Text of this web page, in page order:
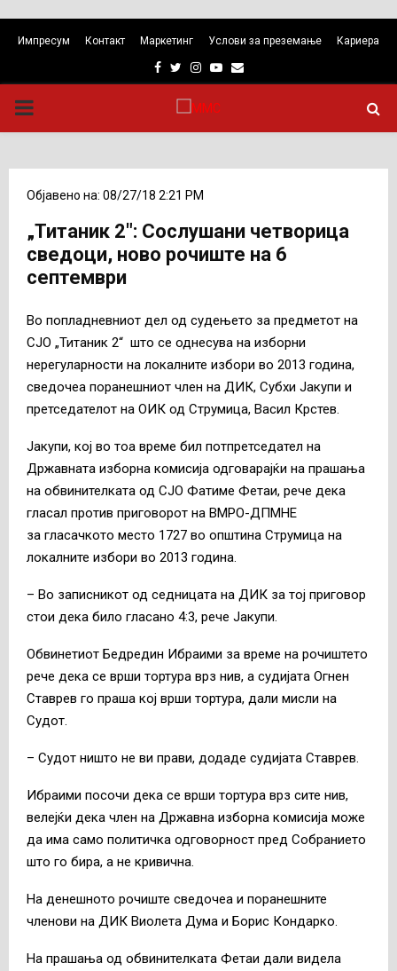
Импресум Контакт Маркетинг Услови за преземање Кариера
Facebook
TwitterInstagram
Youtube
Email
PRIMARY
Објавено на: 08/27/18 2:21 PM
„Титаник 2″: Сослушани четворица
сведоци, ново рочиште на 6
септември
Во попладневниот дел од судењето за предметот на
СЈО „Титаник 2“ што се однесува на изборни
нерегуларности на локалните избори во 2013 година,
сведочеа поранешниот член на ДИК, Субхи Јакупи и
претседателот на ОИК од Струмица, Васил Крстев.
Јакупи, кој во тоа време бил потпретседател на
Државната изборна комисија одговарајќи на прашања
на обвинителката од СЈО Фатиме Фетаи, рече дека
гласал против приговорот на ВМРО-ДПМНЕ
за гласачкото место 1727 во општина Струмица на
локалните избори во 2013 година.
– Во записникот од седницата на ДИК за тој приговор
стои дека било гласано 4:3, рече Јакупи.
Обвинетиот Бедредин Ибраими за време на рочиштето
рече дека се врши тортура врз нив, а судијата Огнен
Ставрев го праша кој врши тортура, дали мисли на
Судот.
– Судот ништо не ви прави, додаде судијата Ставрев.
Ибраими посочи дека се врши тортура врз сите нив,
велејќи дека член на Државна изборна комисија може
да има само политичка одговорност пред Собранието
што го бира, а не кривична.
На денешното рочиште сведочеа и поранешните
членови на ДИК Виолета Дума и Борис Кондарко.
На прашања од обвинителката Фетаи дали видела